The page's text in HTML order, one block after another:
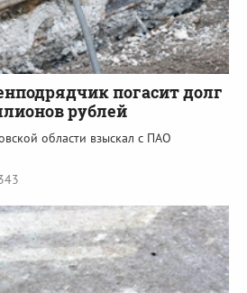
погасит долг
рублей
области взыскал с ПАО